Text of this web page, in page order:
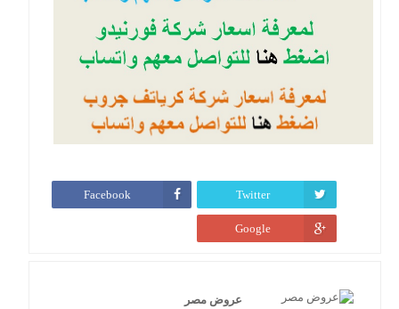
Twitter
Facebook
Google
عروض مصر